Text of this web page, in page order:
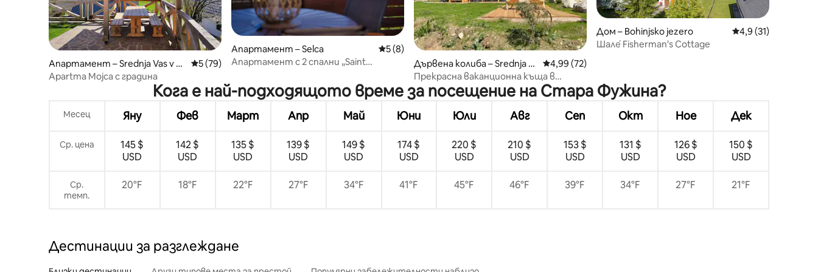
Апартамент – Srednja Vas v B
ohinju
Средна оценка: 5 от 5, 79 отзива
5 (79)
Apartma Mojca с градина
Апартамент – Selca Средна оценка: 5 от 5, 8 отзива
5 (8)
Апартамент с 2 спални „Saint
Дървена колиба – Srednja V
as v Bohinju
Средна оценка: 4,99 от 5, 72 отзива
4,99 (72)
Прекрасна ваканционна къща в
пустошта на националния парк
Дом – Bohinjsko jezero Средна оценка:
4,9 (31)
Шале́ Fisherman's Cottage
Кога е най-подходящото време за посещение на Стара Фужина?
Месец Яну Фев Март Апр Май Юни Юли Авг Сеп Окт Ное Дек
Ср. цена
145 $
USD
142 $
USD
135 $
USD
139 $
USD
149 $
USD
174 $
USD
220 $
USD
210 $
USD
153 $
USD
131 $
USD
126 $
USD
150 $
USD
Ср.
темп.
20°F 18°F 22°F 27°F 34°F 41°F 45°F 46°F 39°F 34°F 27°F 21°F
Дестинации за разглеждане